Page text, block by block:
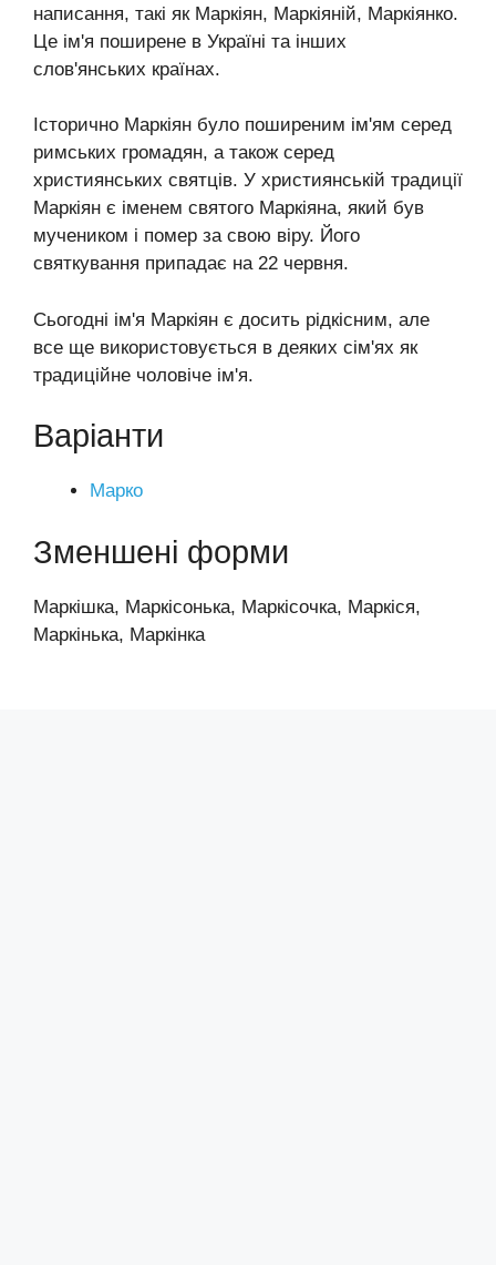
написання, такі як Маркіян, Маркіяній, Маркіянко.
Це ім'я поширене в Україні та інших
слов'янських країнах.
Історично Маркіян було поширеним ім'ям серед
римських громадян, а також серед
християнських святців. У християнській традиції
Маркіян є іменем святого Маркіяна, який був
мучеником і помер за свою віру. Його
святкування припадає на 22 червня.
Сьогодні ім'я Маркіян є досить рідкісним, але
все ще використовується в деяких сім'ях як
традиційне чоловіче ім'я.
Варіанти
Марко
Зменшені форми
Маркішка, Маркісонька, Маркісочка, Маркіся,
Маркінька, Маркінка